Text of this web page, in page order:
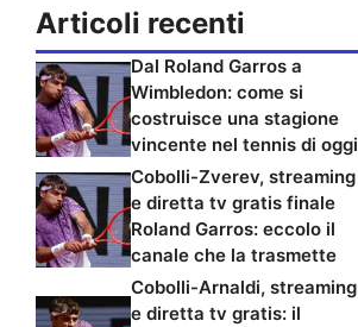
Articoli recenti
Dal Roland Garros a
Wimbledon: come si
costruisce una stagione
vincente nel tennis di oggi
Cobolli-Zverev, streaming
e diretta tv gratis finale
Roland Garros: eccolo il
canale che la trasmette
Cobolli-Arnaldi, streaming
e diretta tv gratis: il